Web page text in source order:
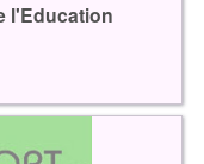
l'Education